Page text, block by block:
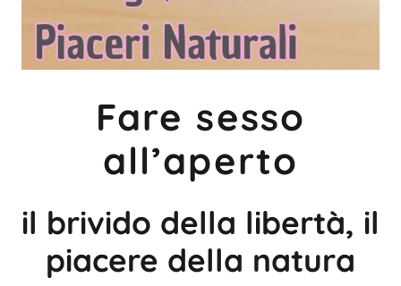
Fare sesso
all’aperto
il brivido della libertà, il
piacere della natura